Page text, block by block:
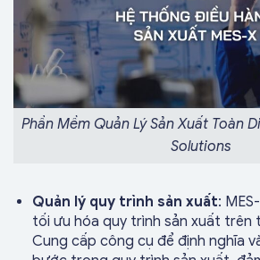
Phần Mềm Quản Lý Sản Xuất Toàn
Solutions
Quản lý quy trình sản xuất:
tối ưu hóa quy trình sản xuất trên
Cung cấp công cụ để định nghĩa